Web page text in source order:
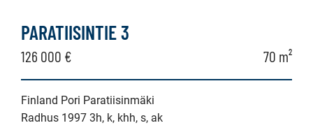
PARATIISINTIE 3
126 000 € 70 m²
Finland Pori Paratiisinmäki
Radhus 1997 3h, k, khh, s, ak